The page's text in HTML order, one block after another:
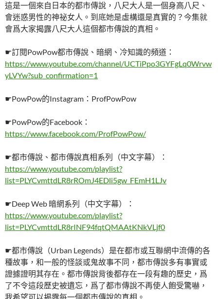
這是一個來自日本的都市傳說，八尺大人是一個身高八尺、
會迷惑男性的神祕女人。到底她是虛構還是真實的？今集就
會爲大家揭露八尺大人這個都市傳說的真相。
☛訂閱PowPow都市傳說、暗網、冷知識的頻道：
https://www.youtube.com/channel/UCTiPpo3GYFgLq0Wrvw
yLVYw?sub_confirmation=1
☛PowPow的Instagram：ProfPowPow
☛PowPow的Facebook：
https://www.facebook.com/ProfPowPow/
☛都市傳說、都市傳說真相系列（中文字幕）：
https://www.youtube.com/playlist?
list=PLYCvmttdLR8rROmJ4EDli5gw_FEmH1LJv
☛Deep Web 暗網系列（中文字幕）：
https://www.youtube.com/playlist?
list=PLYCvmttdLR8rINF94fqtQMAAtKNkVLjf0
☛都市傳說（Urban Legends）是在都市或互聯網中流傳的各
種故事，和一般的怪談或鬼故事不同，都市傳說多有事實或
證據證明其存在。都市傳說背後都存在一段有趣的歷史，爲
了不令這段歷史被遺忘，爲了都市傳說不再使人飽受驚嚇，
我希望可以揭露每一個都市傳說的真相。